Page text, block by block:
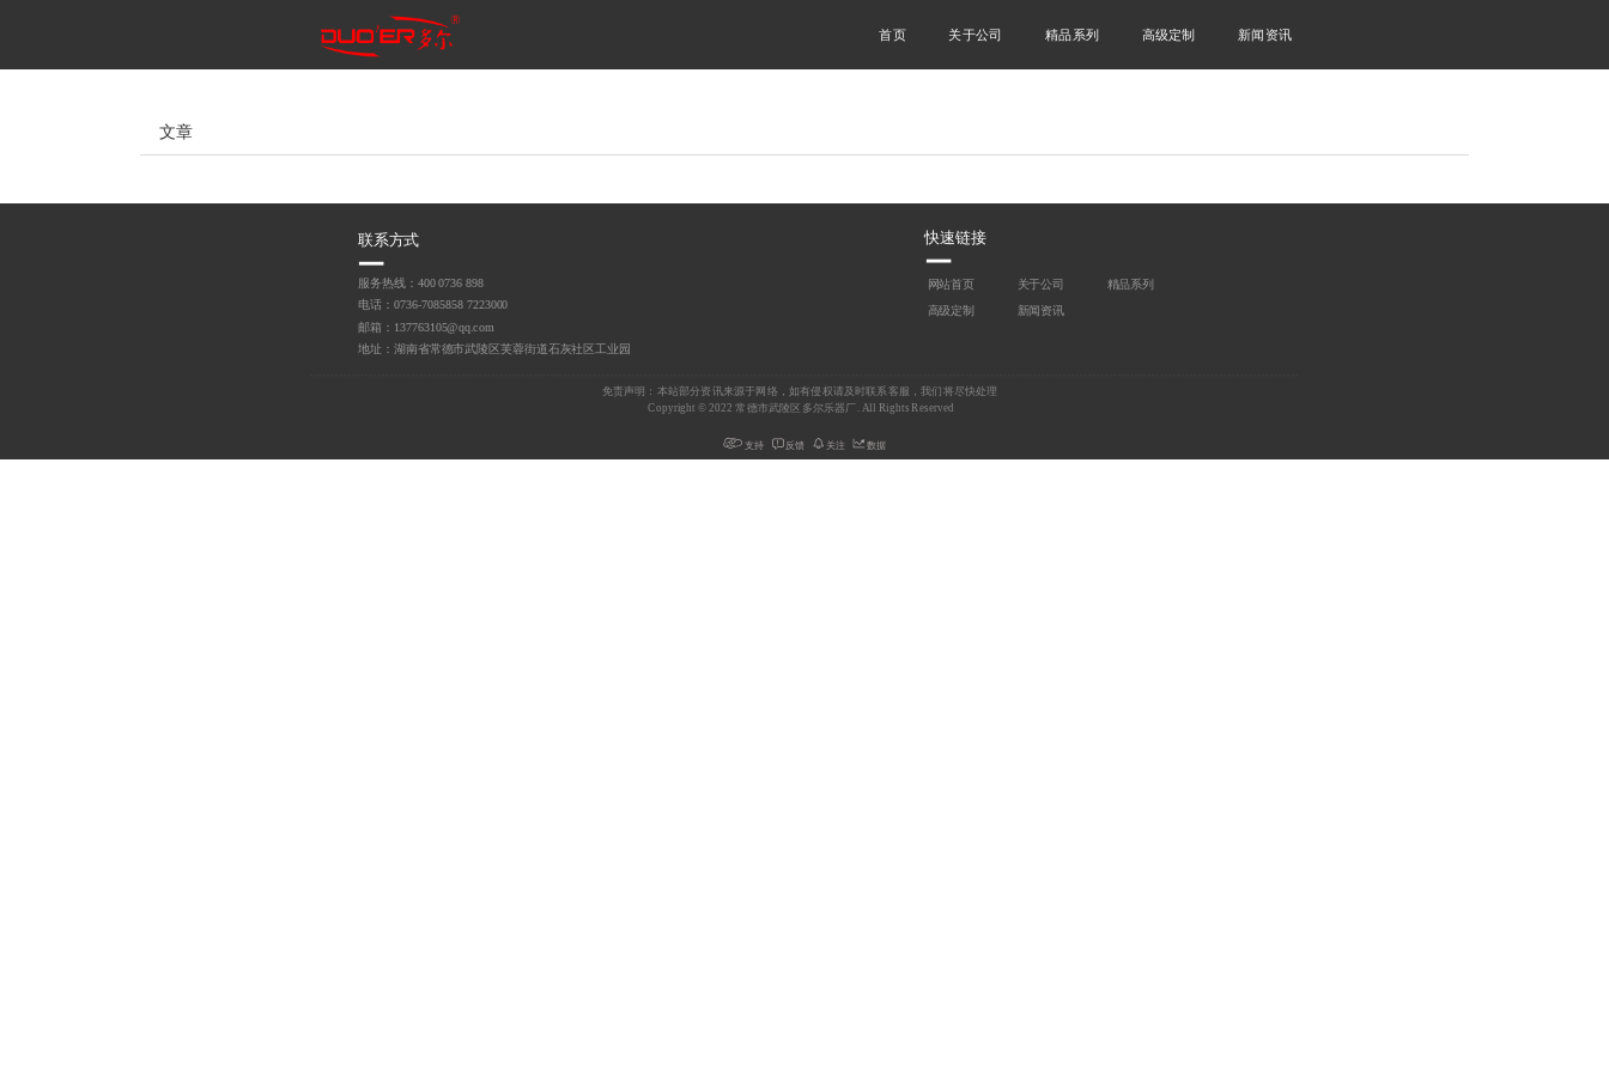
首页 关于公司 精品系列 高级定制 新闻资讯
文章
服务热线：400 0736 898
电话：0736-7085858 7223000
邮箱：137763105@qq.com
地址：湖南省常德市武陵区芙蓉街道石灰社区工业园
联系方式 快速链接
网站首页 关于公司 精品系列
高级定制 新闻资讯
免责声明：本站部分资讯来源于网络，如有侵权请及时联系客服，我们将尽快处理
Copyright © 2022 常德市武陵区多尔乐器厂. All Rights Reserved
支持 反馈 关注 数据